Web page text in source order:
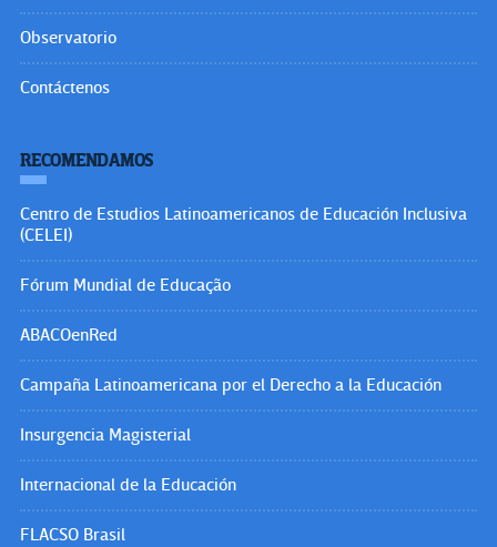
Observatorio
Contáctenos
RECOMENDAMOS
Centro de Estudios Latinoamericanos de Educación Inclusiva
(CELEI)
Fórum Mundial de Educação
ABACOenRed
Campaña Latinoamericana por el Derecho a la Educación
Insurgencia Magisterial
Internacional de la Educación
FLACSO Brasil